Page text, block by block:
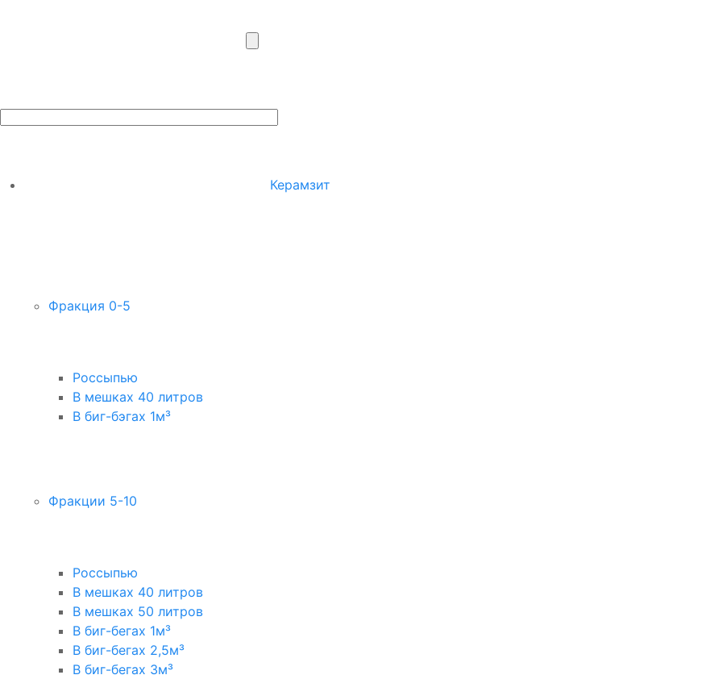
Керамзит
Фракция 0-5
Россыпью
В мешках 40 литров
В биг-бэгах 1м³
Фракции 5-10
Россыпью
В мешках 40 литров
В мешках 50 литров
В биг-бегах 1м³
В биг-бегах 2,5м³
В биг-бегах 3м³